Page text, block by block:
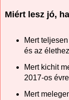
Miért lesz jó,
Mert
és az
Mert kichit
2017-os
Mert